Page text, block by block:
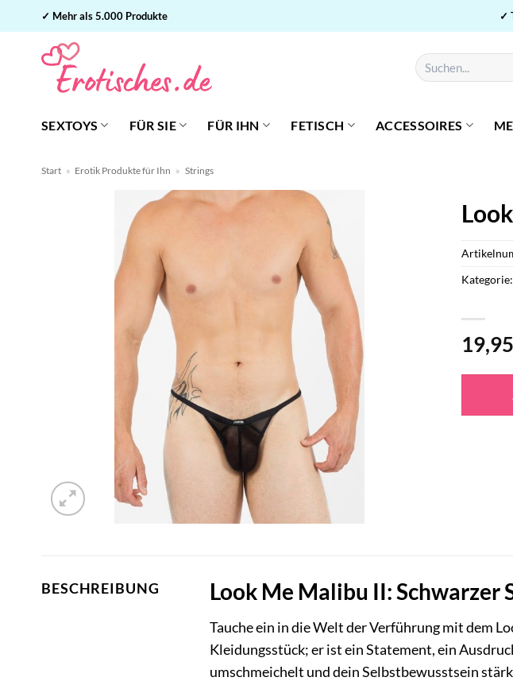
Inhalt
springen
✓ Mehr als 5.000 Produkte ✓
Suchen
nach:
SEXTOYS FÜR SIE FÜR IHN FETISCH ACCESSOIRES
Start » Erotik Produkte für Ihn » Strings
BESCHREIBUNG Look Me Malibu II: Schwarzer
Tauche ein in die Welt der Verführung mit dem
Kleidungsstück; er ist ein Statement, ein
umschmeichelt und dein Selbstbewusstsein